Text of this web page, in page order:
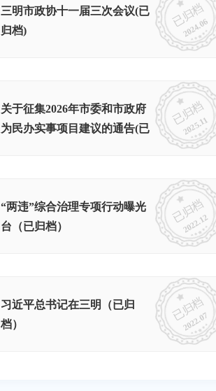
三明市政协十一届三次会议(已
归档)
已归档
2024.06
关于征集2026年市委和市政府
为民办实事项目建议的通告(已
已归档
2025.11
“两违”综合治理专项行动曝光
台（已归档）
已归档
2022.12
习近平总书记在三明（已归
档）
已归档
2022.07